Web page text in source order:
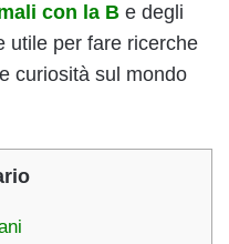
con la B e degli
utile per fare ricerche
curiosità sul mondo